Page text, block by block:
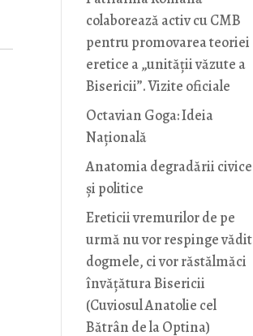
colaborează activ cu CMB
pentru promovarea teoriei
eretice a „unității văzute a
Bisericii”. Vizite oficiale
Octavian Goga: Ideia
Naţională
Anatomia degradării civice
și politice
Ereticii vremurilor de pe
urmă nu vor respinge vădit
dogmele, ci vor răstălmăci
învățătura Bisericii
(Cuviosul Anatolie cel
Bătrân de la Optina)